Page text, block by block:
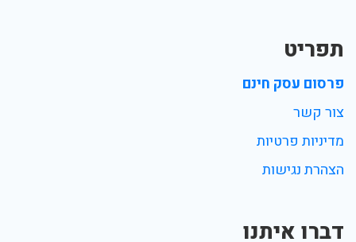
תפריט
פרסום עסק חינם
צור קשר
מדיניות פרטיות
הצהרת נגישות
דברו איתנו